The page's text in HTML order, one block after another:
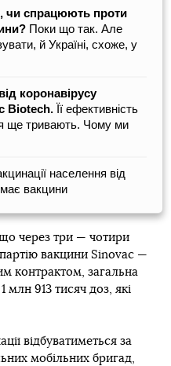
чи спрацюють проти
Поки що так. Але
й Україні, схоже, у
коронавірусу
Biotech. Її ефективність
ще тривають. Чому ми
населення від
вакцини
через три — чотири
вакцини Sinovac —
контрактом, загальна
млн 913 тисяч доз, які
відбуватиметься за
мобільних бригад,